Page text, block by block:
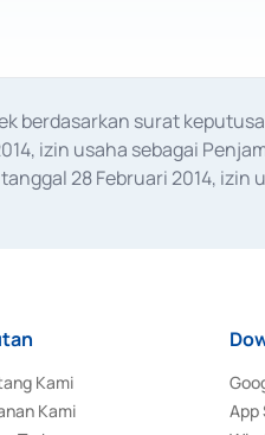
berdasarkan surat
izin usaha sebagai
28 Februari 2014,
Kami
Kami
App